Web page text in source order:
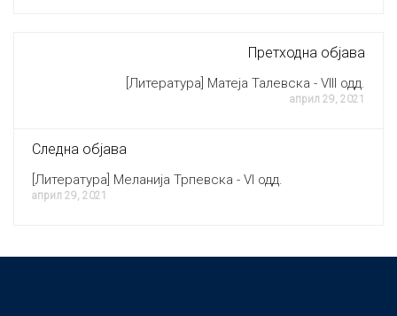
Претходна објава
[Литература] Матеја Талевска - VIII одд.
април 29, 2021
Следна објава
[Литература] Меланија Трпевска - VI одд.
април 29, 2021